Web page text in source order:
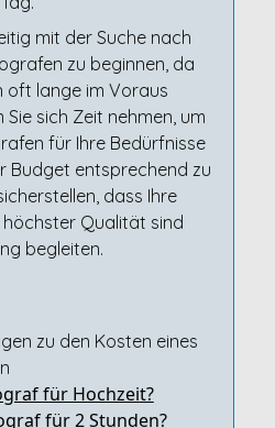
mit der Suche nach
zu beginnen, da
oft lange im Voraus
sich Zeit nehmen, um
für Ihre Bedürfnisse
Budget entsprechend zu
dass Ihre
Qualität sind
begleiten.
zu den Kosten eines
für Hochzeit?
für 2 Stunden?